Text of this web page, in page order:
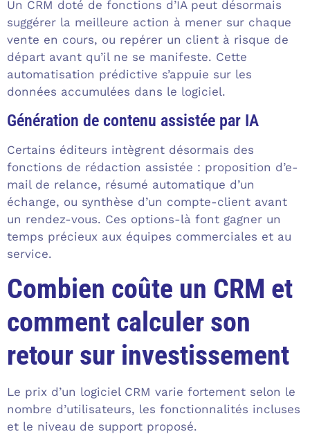
Un CRM doté de fonctions d’IA peut désormais
suggérer la meilleure action à mener sur chaque
vente en cours, ou repérer un client à risque de
départ avant qu’il ne se manifeste. Cette
automatisation prédictive s’appuie sur les
données accumulées dans le logiciel.
Génération de contenu assistée par IA
Certains éditeurs intègrent désormais des
fonctions de rédaction assistée : proposition d’e-
mail de relance, résumé automatique d’un
échange, ou synthèse d’un compte-client avant
un rendez-vous. Ces options-là font gagner un
temps précieux aux équipes commerciales et au
service.
Combien coûte un CRM et
comment calculer son
retour sur investissement
Le prix d’un logiciel CRM varie fortement selon le
nombre d’utilisateurs, les fonctionnalités incluses
et le niveau de support proposé.